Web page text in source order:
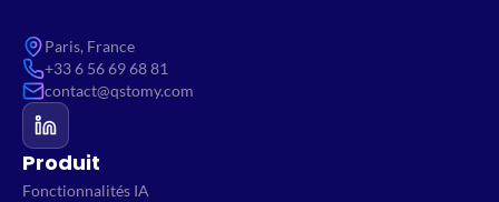
Paris, France
+33 6 56 69 68 81
contact@qstomy.com
Produit
Fonctionnalités IA